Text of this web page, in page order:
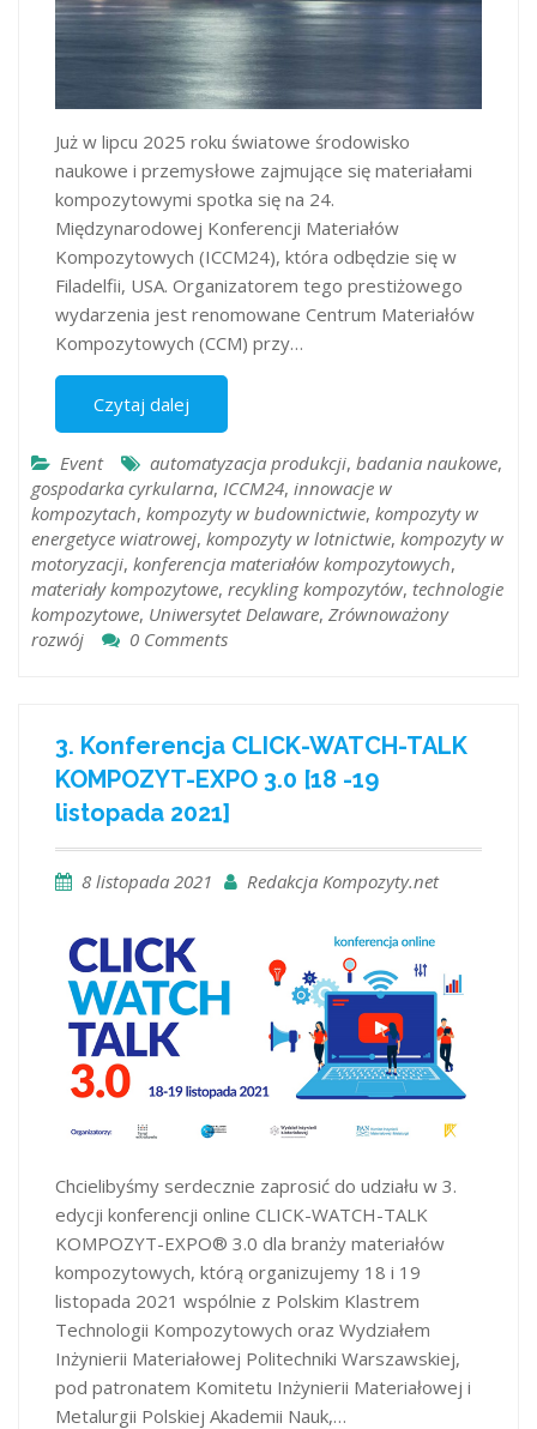
Już w lipcu 2025 roku światowe środowisko
naukowe i przemysłowe zajmujące się materiałami
kompozytowymi spotka się na 24.
Międzynarodowej Konferencji Materiałów
Kompozytowych (ICCM24), która odbędzie się w
Filadelfii, USA. Organizatorem tego prestiżowego
wydarzenia jest renomowane Centrum Materiałów
Kompozytowych (CCM) przy…
Czytaj dalej
Event automatyzacja produkcji, badania naukowe,
gospodarka cyrkularna, ICCM24, innowacje w
kompozytach, kompozyty w budownictwie, kompozyty w
energetyce wiatrowej, kompozyty w lotnictwie, kompozyty w
motoryzacji, konferencja materiałów kompozytowych,
materiały kompozytowe, recykling kompozytów, technologie
kompozytowe, Uniwersytet Delaware, Zrównoważony
rozwój
0 Comments
3. Konferencja CLICK-WATCH-TALK
KOMPOZYT-EXPO 3.0 [18 -19
listopada 2021]
8 listopada 2021 Redakcja Kompozyty.net
Chcielibyśmy serdecznie zaprosić do udziału w 3.
edycji konferencji online CLICK-WATCH-TALK
KOMPOZYT-EXPO® 3.0 dla branży materiałów
kompozytowych, którą organizujemy 18 i 19
listopada 2021 wspólnie z Polskim Klastrem
Technologii Kompozytowych oraz Wydziałem
Inżynierii Materiałowej Politechniki Warszawskiej,
pod patronatem Komitetu Inżynierii Materiałowej i
Metalurgii Polskiej Akademii Nauk,…